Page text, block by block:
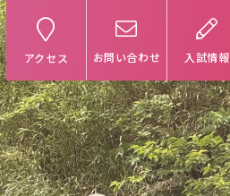
アクセス お問い合わせ 入試情報
受験生の方へ
卒業生の方へ